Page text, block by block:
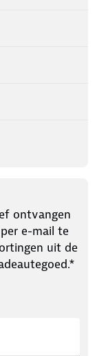
ontvangen
e-mail te
uit de